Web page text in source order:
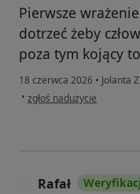
Pierwsze
dotrzeć żeby
poza tym kojący
18 czerwca 2026 • Jolanta
• w opinii użytkownika Anna
zgłoś nadużycie
Rafał